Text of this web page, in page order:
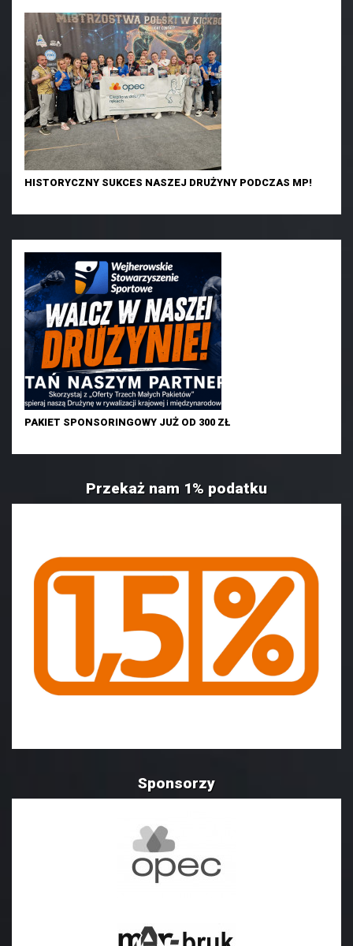
HISTORYCZNY SUKCES NASZEJ DRUŻYNY PODCZAS MP!
PAKIET SPONSORINGOWY JUŻ OD 300 ZŁ
Przekaż nam 1% podatku
Sponsorzy